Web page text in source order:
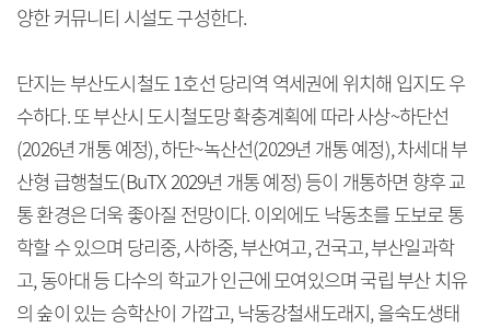
양한 커뮤니티 시설도 구성한다.
단지는 부산도시철도 1호선 당리역 역세권에 위치해 입지도 우
수하다. 또 부산시 도시철도망 확충계획에 따라 사상~하단선
(2026년 개통 예정), 하단~녹산선(2029년 개통 예정), 차세대 부
산형 급행철도(BuTX 2029년 개통 예정) 등이 개통하면 향후 교
통 환경은 더욱 좋아질 전망이다. 이외에도 낙동초를 도보로 통
학할 수 있으며 당리중, 사하중, 부산여고, 건국고, 부산일과학
고, 동아대 등 다수의 학교가 인근에 모여있으며 국립 부산 치유
의 숲이 있는 승학산이 가깝고, 낙동강철새도래지, 을숙도생태